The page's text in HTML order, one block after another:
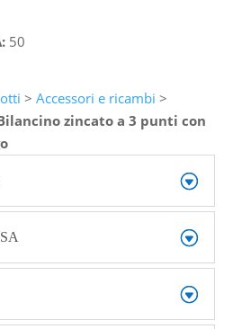
50
> Accessori e ricambi >
zincato a 3 punti con